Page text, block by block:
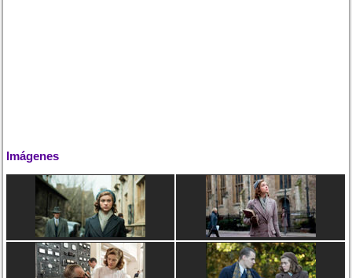
Imágenes